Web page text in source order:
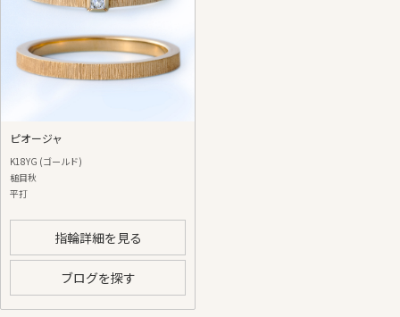
ピオージャ
K18YG (ゴールド)
槌目秋
平打
指輪詳細を見る
ブログを探す